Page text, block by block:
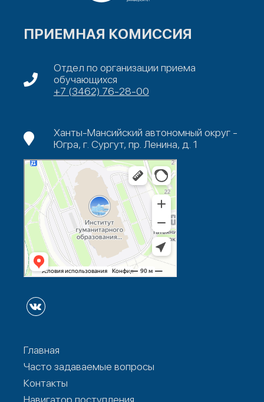
ПРИЕМНАЯ КОМИССИЯ
Отдел по организации приема
обучающихся
+7 (3462) 76-28-00
Ханты-Мансийский автономный округ -
Югра, г. Сургут, пр. Ленина, д. 1
Главная
Часто задаваемые вопросы
Контакты
Навигатор поступления